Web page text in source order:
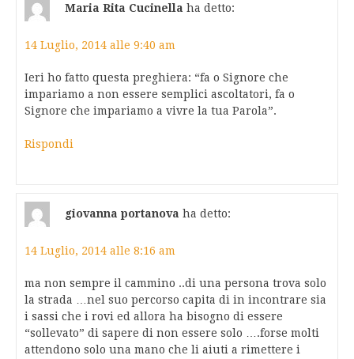
Maria Rita Cucinella ha detto:
14 Luglio, 2014 alle 9:40 am
Ieri ho fatto questa preghiera: “fa o Signore che
impariamo a non essere semplici ascoltatori, fa o
Signore che impariamo a vivre la tua Parola”.
Rispondi
giovanna portanova ha detto:
14 Luglio, 2014 alle 8:16 am
ma non sempre il cammino ..di una persona trova solo
la strada …nel suo percorso capita di in incontrare sia
i sassi che i rovi ed allora ha bisogno di essere
“sollevato” di sapere di non essere solo ….forse molti
attendono solo una mano che li aiuti a rimettere i